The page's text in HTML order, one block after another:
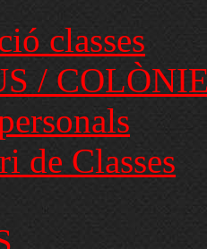
classes
/
de Classes